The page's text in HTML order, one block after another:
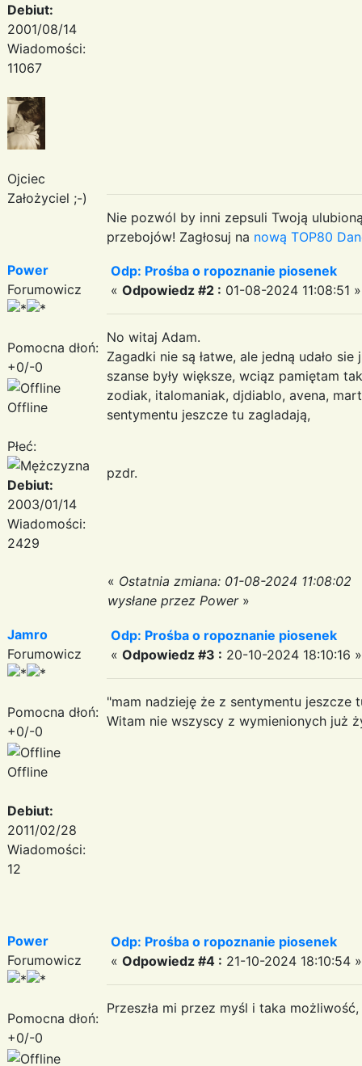
Debiut:
2001/08/14
Wiadomości:
11067
Ojciec
Założyciel ;-)
Nie pozwól by inni zepsuli Twoją
przebojów! Zagłosuj na nową TOP80
Power
Forumowicz
Pomocna dłoń:
+0/-0
Offline
Płeć:
Debiut:
2003/01/14
Wiadomości:
2429
Odp: Prośba o ropoznanie piosenek
« Odpowiedz #2 : 01-08-2024 11:08:51 »
No witaj Adam.
Zagadki nie są łatwe, ale jedną udało
szanse były większe, wciąz pamiętam
zodiak, italomaniak, djdiablo, avena,
sentymentu jeszcze tu zagladają,
pzdr.
« Ostatnia zmiana: 01-08-2024 11:08:02
wysłane przez Power»
Jamro
Forumowicz
Pomocna dłoń:
+0/-0
Offline
Debiut:
2011/02/28
Wiadomości:
12
Odp: Prośba o ropoznanie piosenek
« Odpowiedz #3 : 20-10-2024 18:10:16 »
"mam nadzieję że z sentymentu jeszcze
Witam nie wszyscy z wymienionych już
Power
Forumowicz
Pomocna dłoń:
+0/-0
Odp: Prośba o ropoznanie piosenek
« Odpowiedz #4 : 21-10-2024 18:10:54 »
Przeszła mi przez myśl i taka